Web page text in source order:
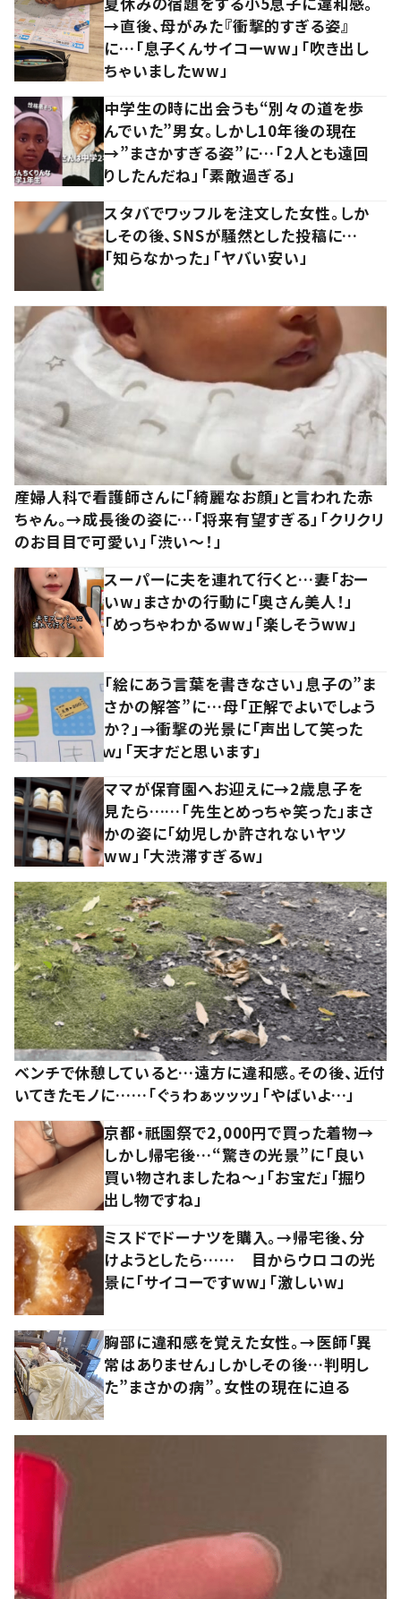
→直後、母がみた『衝撃的すぎる姿』
に…「息子くんサイコーww」「吹き出し
ちゃいましたww」
中学生の時に出会うも“別々の道を歩
んでいた”男女。しかし10年後の現在
→”まさかすぎる姿”に…「2人とも遠回
りしたんだね」「素敵過ぎる」
スタバでワッフルを注文した女性。しか
しその後、SNSが騒然とした投稿に…
「知らなかった」「ヤバい安い」
産婦人科で看護師さんに「綺麗なお顔」と言われた赤
ちゃん。→成長後の姿に…「将来有望すぎる」「クリクリ
のお目目で可愛い」「渋い～！」
スーパーに夫を連れて行くと…妻「おー
いw」まさかの行動に「奥さん美人！」
「めっちゃわかるww」「楽しそうww」
「絵にあう言葉を書きなさい」息子の”ま
さかの解答”に…母「正解でよいでしょう
か？」→衝撃の光景に「声出して笑った
ｗ」「天才だと思います」
ママが保育園へお迎えに→2歳息子を
見たら……「先生とめっちゃ笑った」まさ
かの姿に「幼児しか許されないヤツ
ww」「大渋滞すぎるw」
ベンチで休憩していると…遠方に違和感。その後、近付
いてきたモノに……「ぐぅわぁッッッ」「やばいよ…」
京都・祇園祭で2,000円で買った着物→
しかし帰宅後…“驚きの光景”に「良い
買い物されましたね～」「お宝だ」「掘り
出し物ですね」
ミスドでドーナツを購入。→帰宅後、分
けようとしたら…… 目からウロコの光
景に「サイコーですww」「激しいw」
胸部に違和感を覚えた女性。→医師「異
常はありません」しかしその後…判明し
た”まさかの病”。女性の現在に迫る